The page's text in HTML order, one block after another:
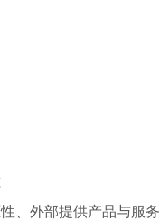
、外部提供产品与服务